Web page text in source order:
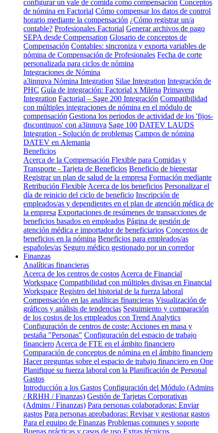
configurar un vale de comida como compensación Conceptos
de nómina en Factorial Cómo compensar los datos de control
horario mediante la compensación ¿Cómo registrar un/a
contable? Profesionales Factorial Generar archivos de pago
SEPA desde Compensation Glosario de conceptos de
Compensación Contables: sincroniza y exporta variables de
nómina de Compensación de Profesionales Fecha de corte
personalizada para ciclos de nómina
Integraciones de Nómina
a3innuva Nómina Integration Silae Integration Integración de
PHC Guía de integración: Factorial x Milena Primavera
Integration Factorial – Sage 200 Integración Compatibilidad
con múltiples integraciones de nómina en el módulo de
compensación Gestiona los periodos de actividad de los 'fijos-
discontinuos' con a3innuva Sage 100 DATEV LAUDS
Integration - Solución de problemas Campos de nómina
DATEV en Alemania
Beneficios
Acerca de la Compensación Flexible para Comidas y
Transporte - Tarjeta de Beneficios Beneficio de bienestar
Registrar un plan de salud de la empresa Formación mediante
Retribución Flexible Acerca de los beneficios Personalizar el
día de reinicio del ciclo de beneficio Inscripción de
empleados/as y dependientes en el plan de atención médica de
la empresa Exportaciones de resúmenes de transacciones de
beneficios basados en empleados Página de gestión de
atención médica e importador de beneficiarios Conceptos de
beneficios en la nómina Beneficios para empleados/as
españoles/as Seguro médico gestionado por un corredor
Finanzas
Analíticas financieras
Acerca de los centros de costos Acerca de Financial
Workspace Compatibilidad con múltiples divisas en Financial
Workspace Registro del historial de la fuerza laboral
Compensación en las analíticas financieras Visualización de
gráficos y análisis de tendencias Seguimiento y comparación
de los costos de los empleados con Trend Analytics
Configuración de centros de coste: Acciones en masa y
pestaña "Personas" Configuración del espacio de trabajo
financiero Acerca de FTE en el ámbito financiero
Comparación de conceptos de nómina en el ámbito financiero
Hacer preguntas sobre el espacio de trabajo financiero en One
Planifique su fuerza laboral con la Planificación de Personal
Gastos
Introducción a los Gastos Configuración del Módulo (Admins
/ RRHH / Finanzas) Gestión de Tarjetas Corporativas
(Admins / Finanzas) Para personas colaboradoras: Enviar
gastos Para personas aprobadoras: Revisar y gestionar gastos
Para el equipo de Finanzas Problemas comunes y soporte
Buenas prácticas y casos de uso Extras técnicos